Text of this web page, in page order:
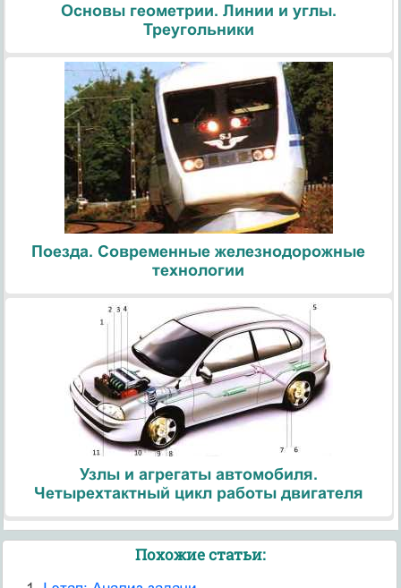
Основы геометрии. Линии и углы.
Треугольники
Поезда. Современные железнодорожные
технологии
Узлы и агрегаты автомобиля.
Четырехтактный цикл работы двигателя
Похожие статьи: